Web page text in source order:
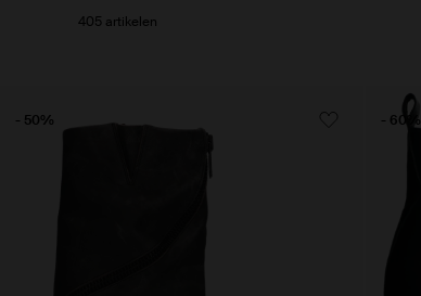
405 artikelen
- 50% - 60%